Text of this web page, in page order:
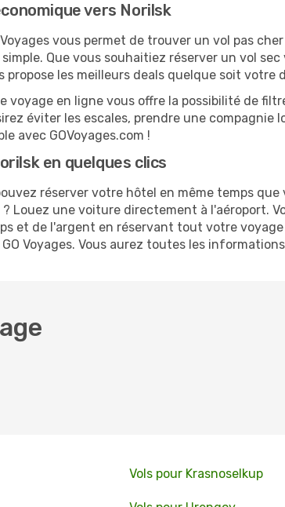
vers Norilsk
vous permet de trouver un vol pas
Que vous souhaitiez réserver un vol
propose les meilleurs deals quelque soit
voyage en ligne vous offre la possibilité de
éviter les escales, prendre une
avec GOVoyages.com !
en quelques clics
réserver votre hôtel en même temps
Louez une voiture directement à l'aéroport.
et de l'argent en réservant tout votre
Voyages. Vous aurez toutes les
Vols pour Krasnoselkup